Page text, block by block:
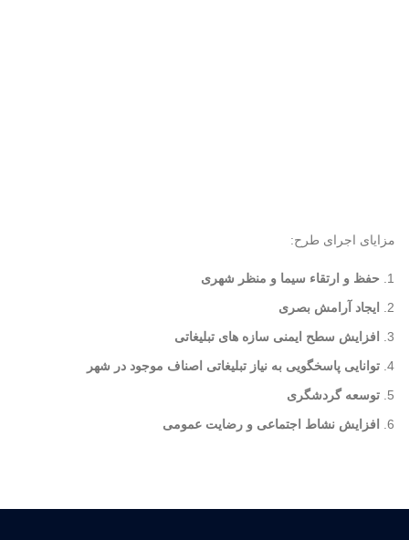
مزایای اجرای طرح:
حفظ و ارتقاء سیما و منظر شهری
ایجاد آرامش بصری
افزایش سطح ایمنی سازه های تبلیغاتی
توانایی پاسخگویی به نیاز تبلیغاتی اصناف موجود در شهر
توسعه گردشگری
افزایش نشاط اجتماعی و رضایت عمومی